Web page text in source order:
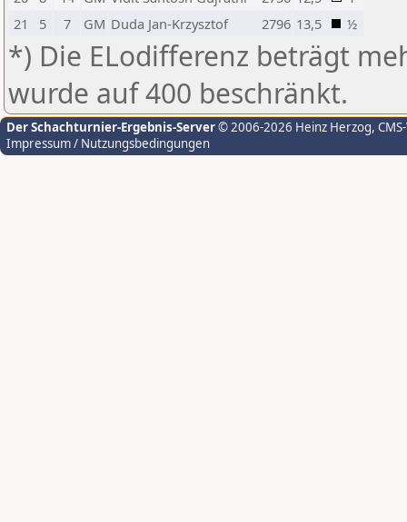
21
5 7 GM Duda Jan-Krzysztof 2796 13,5 ½
*) Die ELodifferenz beträgt
wurde auf 400 beschränkt.
Der Schachturnier-Ergebnis-Server© 2006-2026 Heinz Herzog,
Impressum / Nutzungsbedingungen